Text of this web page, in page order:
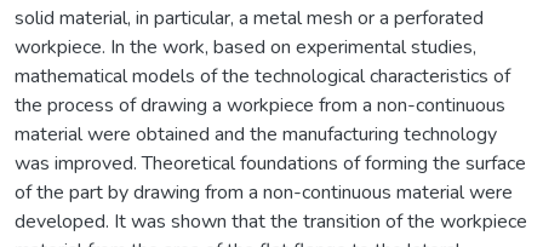
solid material, in particular, a metal mesh or a perforated
workpiece. In the work, based on experimental studies,
mathematical models of the technological characteristics of
the process of drawing a workpiece from a non-continuous
material were obtained and the manufacturing technology
was improved. Theoretical foundations of forming the surface
of the part by drawing from a non-continuous material were
developed. It was shown that the transition of the workpiece